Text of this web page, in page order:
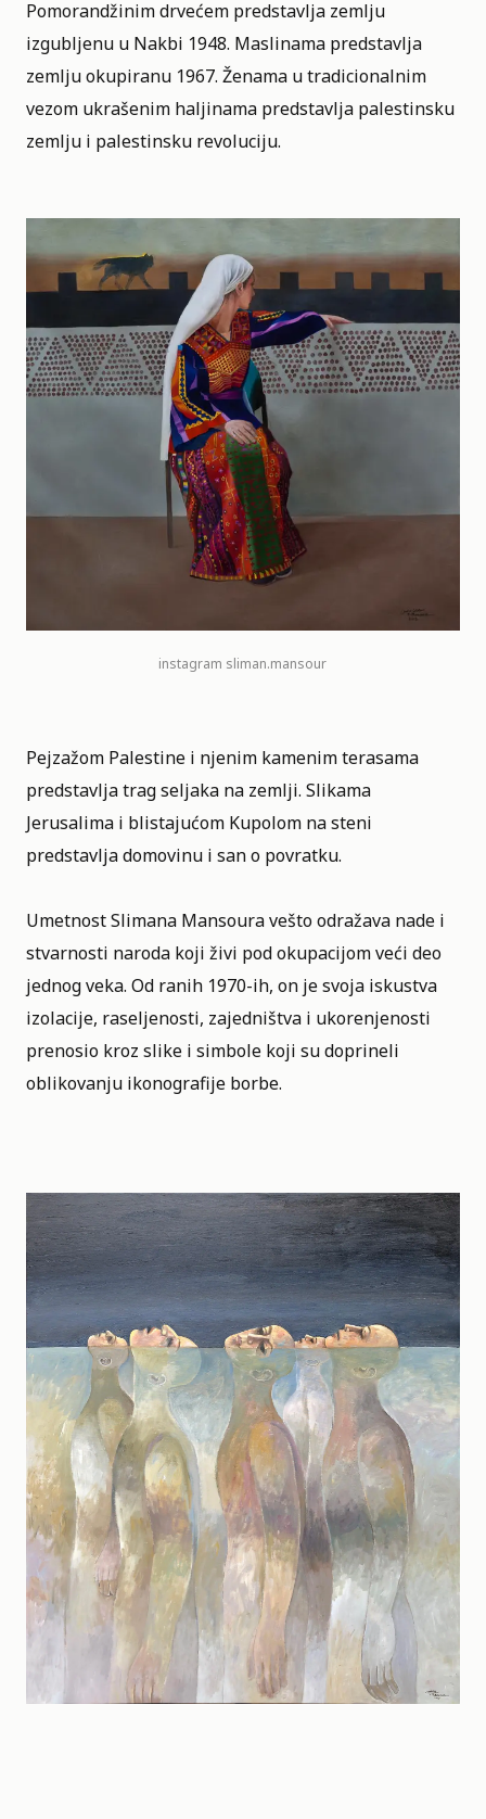
Pomorandžinim drvećem predstavlja zemlju
izgubljenu u Nakbi 1948. Maslinama predstavlja
zemlju okupiranu 1967. Ženama u tradicionalnim
vezom ukrašenim haljinama predstavlja palestinsku
zemlju i palestinsku revoluciju.
instagram sliman.mansour
Pejzažom Palestine i njenim kamenim terasama
predstavlja trag seljaka na zemlji. Slikama
Jerusalima i blistajućom Kupolom na steni
predstavlja domovinu i san o povratku.
Umetnost Slimana Mansoura vešto odražava nade i
stvarnosti naroda koji živi pod okupacijom veći deo
jednog veka. Od ranih 1970-ih, on je svoja iskustva
izolacije, raseljenosti, zajedništva i ukorenjenosti
prenosio kroz slike i simbole koji su doprineli
oblikovanju ikonografije borbe.